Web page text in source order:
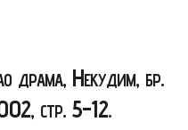
драма, Некудим, бр.
стр. 5-12.